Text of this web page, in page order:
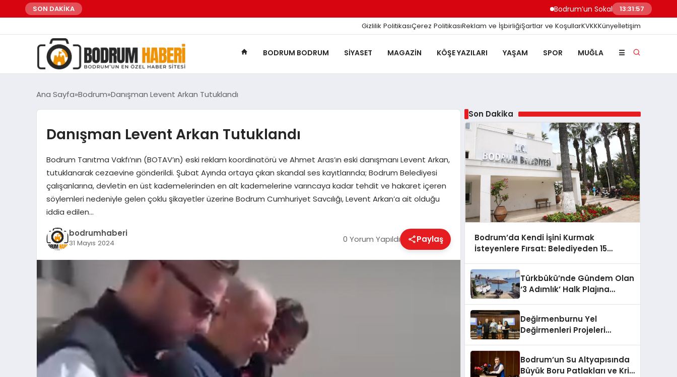
SON DAKİKA Bodrum’un Sokak Canları ve Vicdan
13:31:58
Gizlilik PolitikasıÇerez PolitikasıReklam ve İşbirliğiŞartlar ve KoşullarKVKKKünyeİletişim
BODRUM BODRUM SIYASET MAGAZIN KÖŞE YAZILARI YAŞAM SPOR MUĞLA ☰
Ana Sayfa Bodrum Danışman Levent Arkan Tutuklandı
Danışman Levent Arkan Tutuklandı
Bodrum Tanıtma Vakfı’nın (BOTAV’ın) eski reklam koordinatörü ve Ahmet Aras’ın eski danışmanı Levent Arkan,
tutuklanarak cezaevine gönderildi. Şubat Ayında ortaya çıkan skandal ses kayıtlarında; Bodrum Belediyesi
çalışanlarına, devletin en üst kademelerinden en alt kademelerine varıncaya kadar tehdit ve hakaret içeren
söylemleri nedeniyle gelen çoklu şikayetler üzerine Bodrum Cumhuriyet Savcılığı, Levent Arkan’a ait olduğu
iddia edilen…
bodrumhaberi
31 Mayıs 2024 0 Yorum Yapıldı Paylaş
Son Dakika
Bodrum’da Kendi İşini Kurmak
İsteyenlere Fırsat: Belediyeden 15
Türkbükü’nde Gündem Olan
‘3 Adımlık’ Halk Plajına
Değirmenburnu Yel
Değirmenleri Projeleri
Bodrum’un Su Altyapısında
Büyük Boru Patlakları ve Kriz